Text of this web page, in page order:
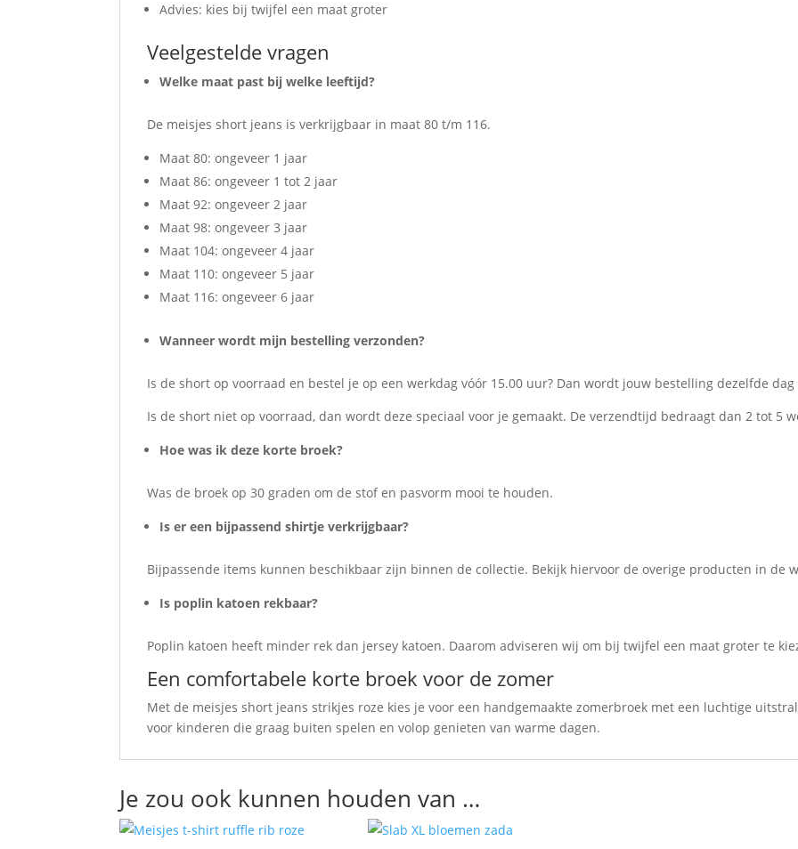
Advies: kies bij twijfel een maat groter
Veelgestelde vragen
Welke maat past bij welke leeftijd?
De meisjes short jeans is verkrijgbaar in maat 80 t/m 116.
Maat 80: ongeveer 1 jaar
Maat 86: ongeveer 1 tot 2 jaar
Maat 92: ongeveer 2 jaar
Maat 98: ongeveer 3 jaar
Maat 104: ongeveer 4 jaar
Maat 110: ongeveer 5 jaar
Maat 116: ongeveer 6 jaar
Wanneer wordt mijn bestelling verzonden?
Is de short op voorraad en bestel je op een werkdag vóór 15.00 uur? Dan wordt jouw bestelling dezelfde
Is de short niet op voorraad, dan wordt deze speciaal voor je gemaakt. De verzendtijd bedraagt dan 2 tot 5
Hoe was ik deze korte broek?
Was de broek op 30 graden om de stof en pasvorm mooi te houden.
Is er een bijpassend shirtje verkrijgbaar?
Bijpassende items kunnen beschikbaar zijn binnen de collectie. Bekijk hiervoor de overige producten in de
Is poplin katoen rekbaar?
Poplin katoen heeft minder rek dan jersey katoen. Daarom adviseren wij om bij twijfel een maat groter te
Een comfortabele korte broek voor de zomer
Met de meisjes short jeans strikjes roze kies je voor een handgemaakte zomerbroek met een luchtige
voor kinderen die graag buiten spelen en volop genieten van warme dagen.
Je zou ook kunnen houden van …